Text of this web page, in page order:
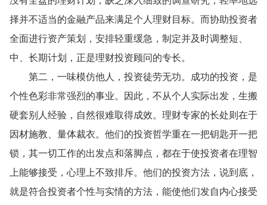
择并不适当的金融产品来满足个人理财目标。而协助投资者
全面进行资产策划，安排轻重缓急，制定并及时调整短、
中、长期计划，正是理财投资顾问的专长。
第二，一味模仿他人，投资徒劳无功。成功的投资，是
个性色彩非常强烈的事业。因此，不从个人实际出发，生搬
硬套别人经验，自然很难取得成效。理财专家的长处则在于
因材施教、量体裁衣。他们的投资哲学重在一把钥匙开一把
锁，其一切工作的出发点和落脚点，都在于使投资者在理智
上能够接受，心理上不致排斥。他们的投资方法，说到底，
就是符合投资者个性与实情的方法，能使他们发自内心接受